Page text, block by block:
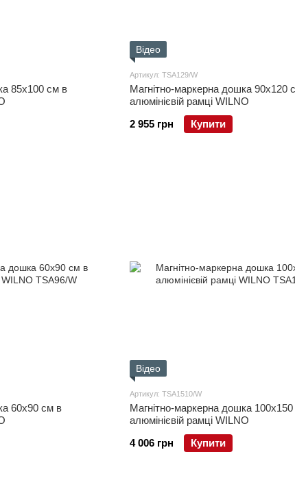
85x100 см в
Відео
Артикул: TSA129/W
Магнітно-маркерна дошка 90x120
алюмінієвій рамці WILNO
2 955 грн
Купити
60x90 см в
Відео
Артикул: TSA1510/W
Магнітно-маркерна дошка
алюмінієвій рамці WILNO
4 006 грн
Купити